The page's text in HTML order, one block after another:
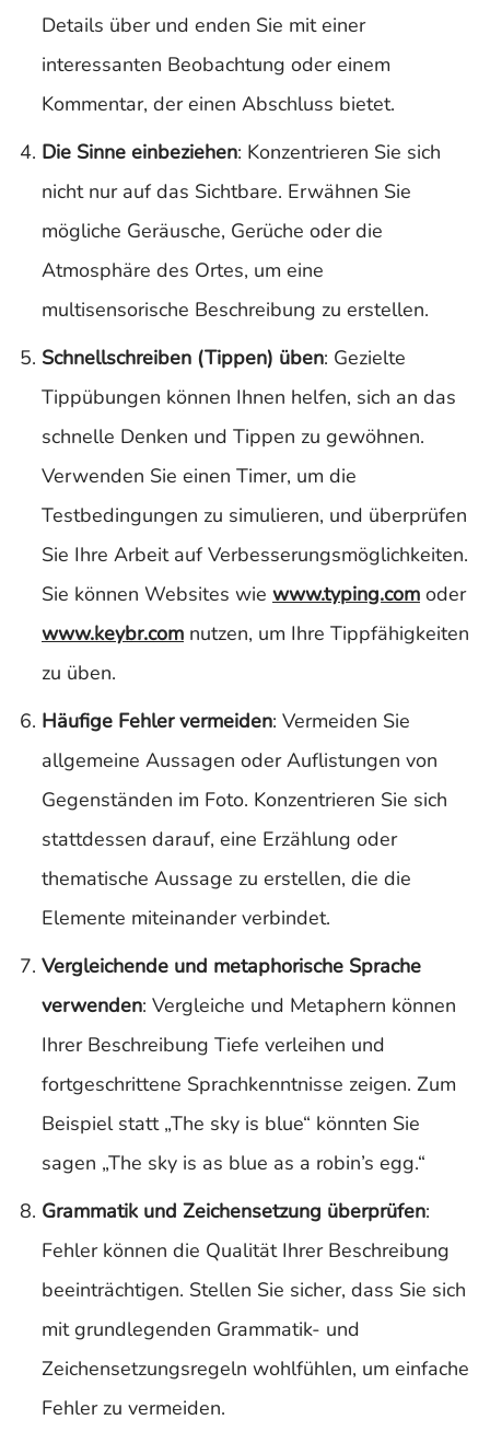
Details über und enden Sie mit einer
interessanten Beobachtung oder einem
Kommentar, der einen Abschluss bietet.
Die Sinne einbeziehen: Konzentrieren Sie sich
nicht nur auf das Sichtbare. Erwähnen Sie
mögliche Geräusche, Gerüche oder die
Atmosphäre des Ortes, um eine
multisensorische Beschreibung zu erstellen.
Schnellschreiben (Tippen) üben: Gezielte
Tippübungen können Ihnen helfen, sich an das
schnelle Denken und Tippen zu gewöhnen.
Verwenden Sie einen Timer, um die
Testbedingungen zu simulieren, und überprüfen
Sie Ihre Arbeit auf Verbesserungsmöglichkeiten.
Sie können Websites wie www.typing.com oder
www.keybr.com nutzen, um Ihre Tippfähigkeiten
zu üben.
Häufige Fehler vermeiden: Vermeiden Sie
allgemeine Aussagen oder Auflistungen von
Gegenständen im Foto. Konzentrieren Sie sich
stattdessen darauf, eine Erzählung oder
thematische Aussage zu erstellen, die die
Elemente miteinander verbindet.
Vergleichende und metaphorische Sprache
verwenden: Vergleiche und Metaphern können
Ihrer Beschreibung Tiefe verleihen und
fortgeschrittene Sprachkenntnisse zeigen. Zum
Beispiel statt „The sky is blue“ könnten Sie
sagen „The sky is as blue as a robin’s egg.“
Grammatik und Zeichensetzung überprüfen:
Fehler können die Qualität Ihrer Beschreibung
beeinträchtigen. Stellen Sie sicher, dass Sie sich
mit grundlegenden Grammatik- und
Zeichensetzungsregeln wohlfühlen, um einfache
Fehler zu vermeiden.